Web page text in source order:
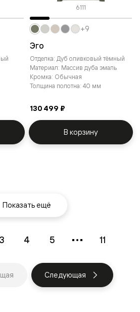
6111
Эго
Отделка: Дуб оливковый тёмный
Материал: Массив дуба эмаль
Кромка: Обычная
Толщина полотна: 40 мм
130 499 ₽
+9
В корзину
Показать ещё
3 4 5 11
Следующая